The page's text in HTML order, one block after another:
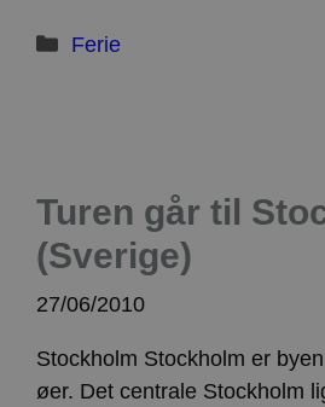
Kategorier
Ferie
Turen går til
(Sverige)
27/06/2010
Stockholm Stockholm er
øer. Det centrale Stockholm